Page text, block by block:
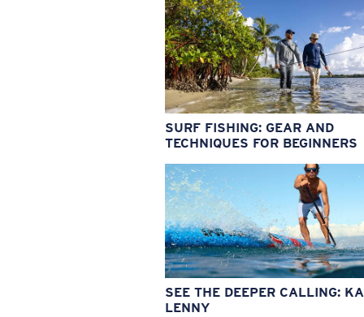
SURF FISHING: GEAR AND
TECHNIQUES FOR BEGINNERS
SEE THE DEEPER CALLING:
LENNY